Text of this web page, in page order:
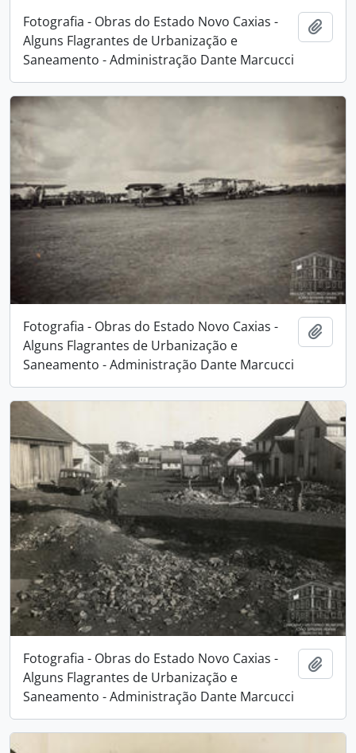
Fotografia - Obras do Estado Novo Caxias -
Alguns Flagrantes de Urbanização e
Saneamento - Administração Dante Marcucci
Fotografia - Obras do Estado Novo Caxias -
Alguns Flagrantes de Urbanização e
Saneamento - Administração Dante Marcucci
Fotografia - Obras do Estado Novo Caxias -
Alguns Flagrantes de Urbanização e
Saneamento - Administração Dante Marcucci